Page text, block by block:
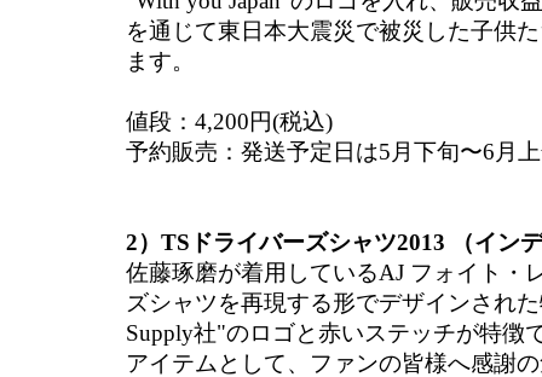
を通じて東日本大震災で被災した子供
ます。
値段：4,200円(税込)
予約販売：発送予定日は5月下旬〜6月
2）TSドライバーズシャツ2013 （イン
佐藤琢磨が着用しているAJ フォイト・
ズシャツを再現する形でデザインされ
Supply社"のロゴと赤いステッチが特徴
アイテムとして、ファンの皆様へ感謝